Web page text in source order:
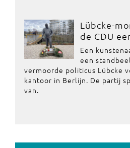
Lübcke-
de CDU
Een
een
vermoorde politicus Lübcke
kantoor in Berlijn. De partij
van.